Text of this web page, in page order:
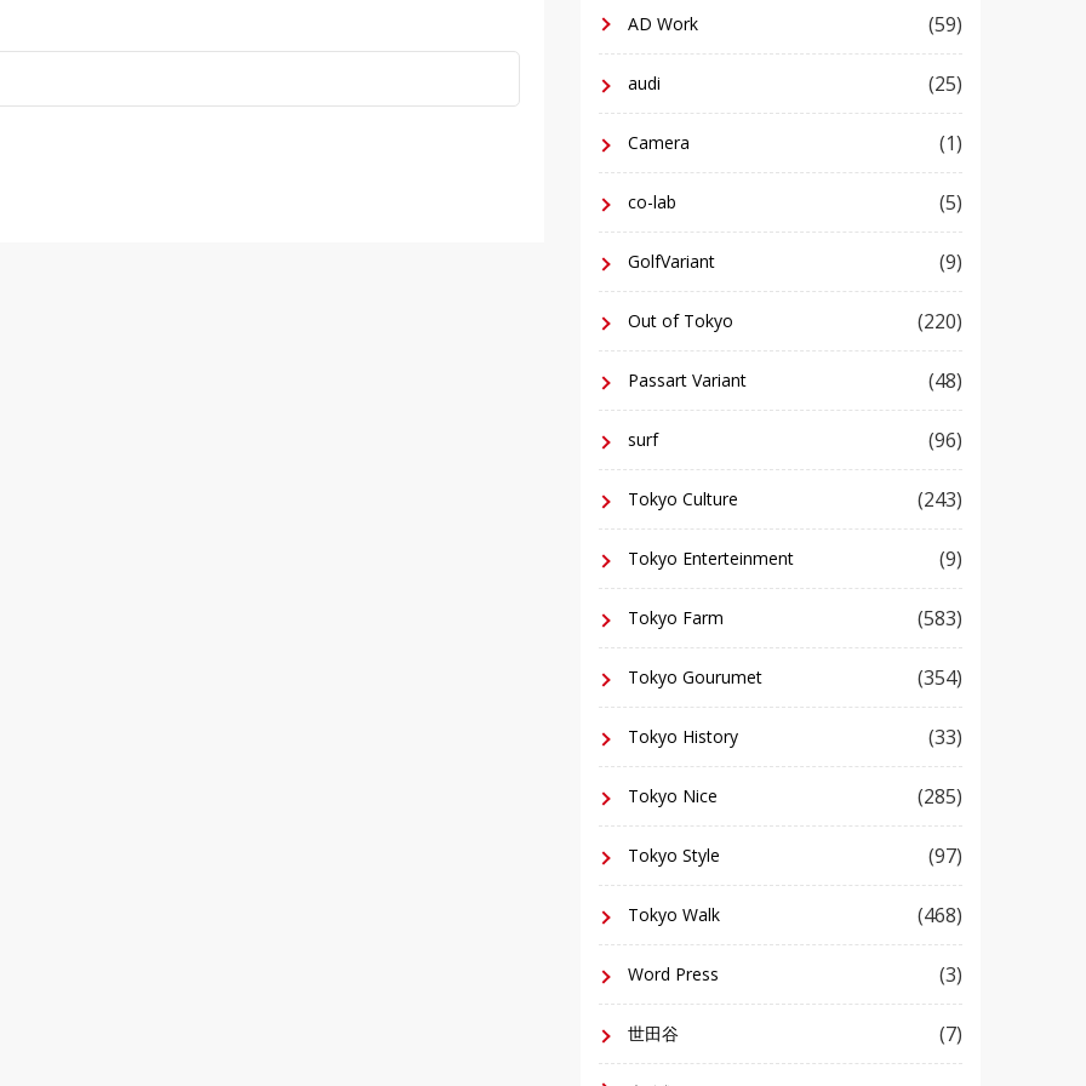
AD Work (59)
audi (25)
Camera (1)
co-lab (5)
GolfVariant (9)
Out of Tokyo (220)
Passart Variant (48)
surf (96)
Tokyo Culture (243)
Tokyo Enterteinment (9)
Tokyo Farm (583)
Tokyo Gourumet (354)
Tokyo History (33)
Tokyo Nice (285)
Tokyo Style (97)
Tokyo Walk (468)
Word Press (3)
世田谷 (7)